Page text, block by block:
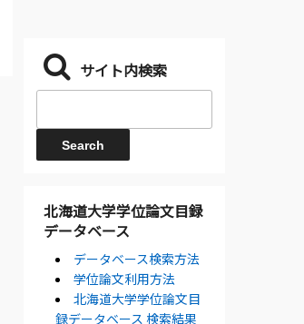
サイト内検索
北海道大学学位論文目録
データベース
データベース検索方法
学位論文利用方法
北海道大学学位論文目
録データベース 検索結果